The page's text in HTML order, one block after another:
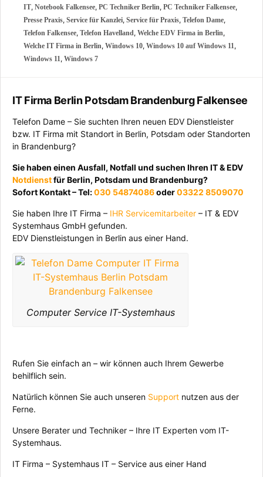
IT, Notebook Falkensee, PC Techniker Berlin, PC Techniker Falkensee,
Presse Praxis, Service für Kanzlei, Service für Praxis, Telefon Dame,
Telefon Falkensee, Telefon Havelland, Welche EDV Firma in Berlin,
Welche IT Firma in Berlin, Windows 10, Windows 10 auf Windows 11,
Windows 11, Windows 7
IT Firma Berlin Potsdam Brandenburg Falkensee
Telefon Dame – Sie suchten Ihren neuen EDV Dienstleister
bzw. IT Firma mit Standort in Berlin, Potsdam oder Standorten
in Brandenburg?
Sie haben einen Ausfall, Notfall und suchen Ihren IT & EDV
Notdienstfür Berlin, Potsdam und Brandenburg?
Sofort Kontakt – Tel:030 54874086oder03322 8509070
Sie haben Ihre IT Firma – IHR Servicemitarbeiter – IT & EDV
Systemhaus GmbH gefunden.
EDV Dienstleistungen in Berlin aus einer Hand.
Computer Service IT-Systemhaus
Rufen Sie einfach an – wir können auch Ihrem Gewerbe
behilflich sein.
Natürlich können Sie auch unseren Support nutzen aus der
Ferne.
Unsere Berater und Techniker – Ihre IT Experten vom IT-
Systemhaus.
IT Firma – Systemhaus IT – Service aus einer Hand